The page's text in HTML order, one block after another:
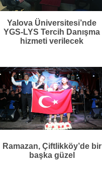
Yalova Üniversitesi’nde
YGS-LYS Tercih Danışma
hizmeti verilecek
Ramazan, Çiftlikköy’de bir
başka güzel